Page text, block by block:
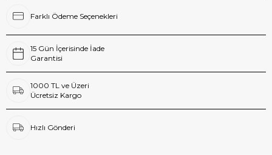
Farklı Ödeme Seçenekleri
15 Gün İçerisinde İade
Garantisi
1000 TL ve Üzeri
Ücretsiz Kargo
Hızlı Gönderi